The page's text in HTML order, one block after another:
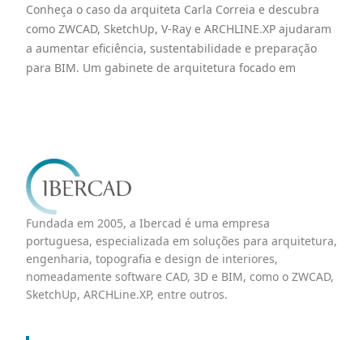
Conheça o caso da arquiteta Carla Correia e descubra
como ZWCAD, SketchUp, V-Ray e ARCHLINE.XP ajudaram
a aumentar eficiência, sustentabilidade e preparação
para BIM. Um gabinete de arquitetura focado em
Fundada em 2005, a Ibercad é uma empresa
portuguesa, especializada em soluções para arquitetura,
engenharia, topografia e design de interiores,
nomeadamente software CAD, 3D e BIM, como o ZWCAD,
SketchUp, ARCHLine.XP, entre outros.